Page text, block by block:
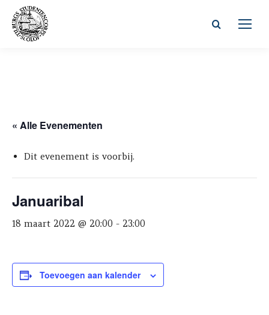
Zoeken:
« Alle Evenementen
Dit evenement is voorbij.
Januaribal
18 maart 2022 @ 20:00 - 23:00
Toevoegen aan kalender